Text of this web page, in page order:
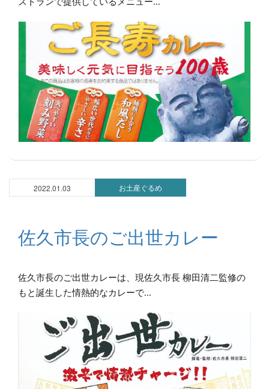
2022.01.03 お土産ぐるめ
佐久市長のご出世カレー
佐久市長のご出世カレーは、現佐久市長 柳田清二監修の
もと誕生した情熱的なカレーで...